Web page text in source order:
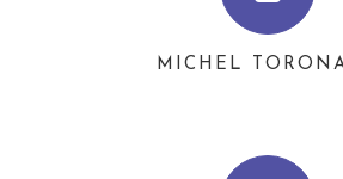
MICHEL